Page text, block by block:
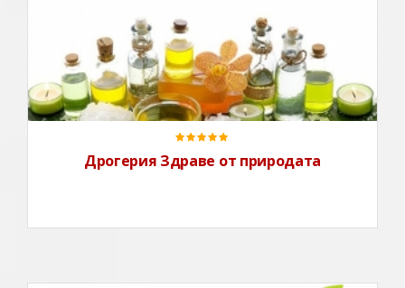
В дрогерия Здраве от природата ще намерите
голямо разнообразие на билки, билкови продукти и
хранителни добавки от България и други страни.
Дрогерия Здраве от природата